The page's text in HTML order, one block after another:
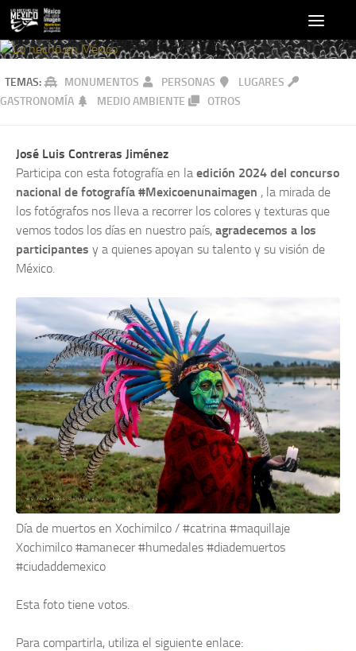
TEMAS: MONUMENTOS PERSONAS
LUGARES
GASTRONOMÍA
MEDIO AMBIENTE OTROS
José Luis Contreras Jiménez
Participa con esta fotografía en la edición 2024 del concurso
nacional de fotografía #Mexicoenunaimagen , la mirada de
los fotógrafos nos lleva a recorrer los colores y texturas que
vemos todos los días en nuestro país, agradecemos a los
participantes y a quienes apoyan su talento y su visión de
México.
Día de muertos en Xochimilco / #catrina #maquillaje
Xochimilco #amanecer #humedales #diademuertos
#ciudaddemexico
Esta foto tiene votos.
Para compartirla, utiliza el siguiente enlace: